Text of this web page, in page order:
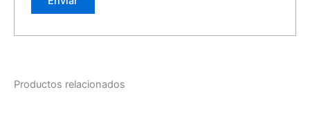
Productos relacionados